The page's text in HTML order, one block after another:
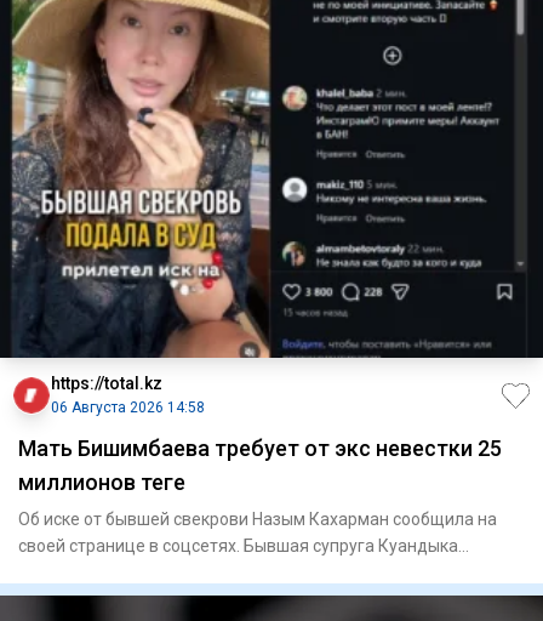
https://total.kz
06 Августа 2026 14:58
Мать Бишимбаева требует от экс невестки 25
миллионов теңге
Об иске от бывшей свекрови Назым Кахарман сообщила на
своей странице в соцсетях. Бывшая супруга Куандыка